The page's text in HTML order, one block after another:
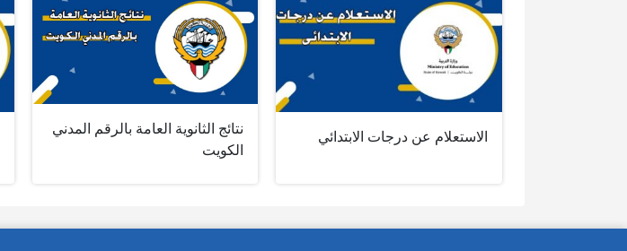
الاستعلام عن درجات الابتدائي
نتائج الثانوية العامة بالرقم المدني
الكويت